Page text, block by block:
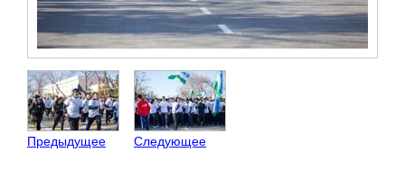
Предыдущее Следующее